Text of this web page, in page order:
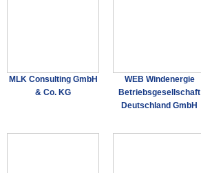
MLK Consulting GmbH
& Co. KG
WEB Windenergie
Betriebsgesellschaft
Deutschland GmbH